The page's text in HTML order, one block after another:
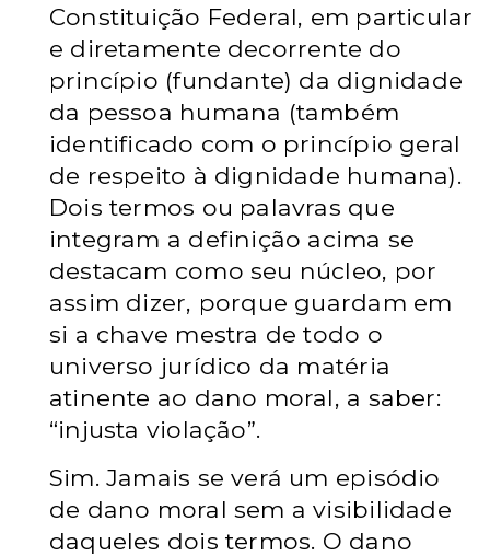
Constituição Federal, em particular
e diretamente decorrente do
princípio (fundante) da dignidade
da pessoa humana (também
identificado com o princípio geral
de respeito à dignidade humana).
Dois termos ou palavras que
integram a definição acima se
destacam como seu núcleo, por
assim dizer, porque guardam em
si a chave mestra de todo o
universo jurídico da matéria
atinente ao dano moral, a saber:
“injusta violação”.
Sim. Jamais se verá um episódio
de dano moral sem a visibilidade
daqueles dois termos. O dano